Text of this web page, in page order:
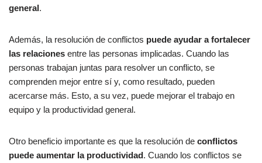
general.
Además, la resolución de conflictos puede ayudar a fortalecer
las relaciones entre las personas implicadas. Cuando las
personas trabajan juntas para resolver un conflicto, se
comprenden mejor entre sí y, como resultado, pueden
acercarse más. Esto, a su vez, puede mejorar el trabajo en
equipo y la productividad general.
Otro beneficio importante es que la resolución de conflictos
puede aumentar la productividad. Cuando los conflictos se